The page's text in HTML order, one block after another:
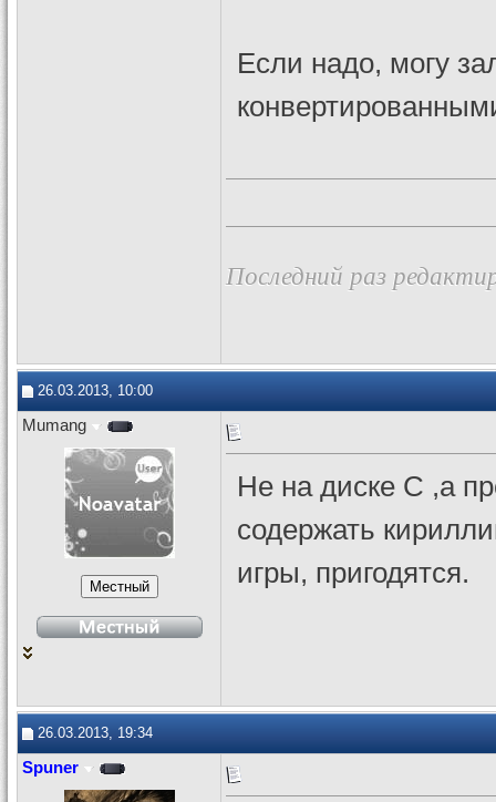
Если надо, могу
Последний раз
26.03.2013, 10:00
Mumang
Не на диске C ,а
содержать
игры, пригодятся.
26.03.2013, 19:34
Spuner